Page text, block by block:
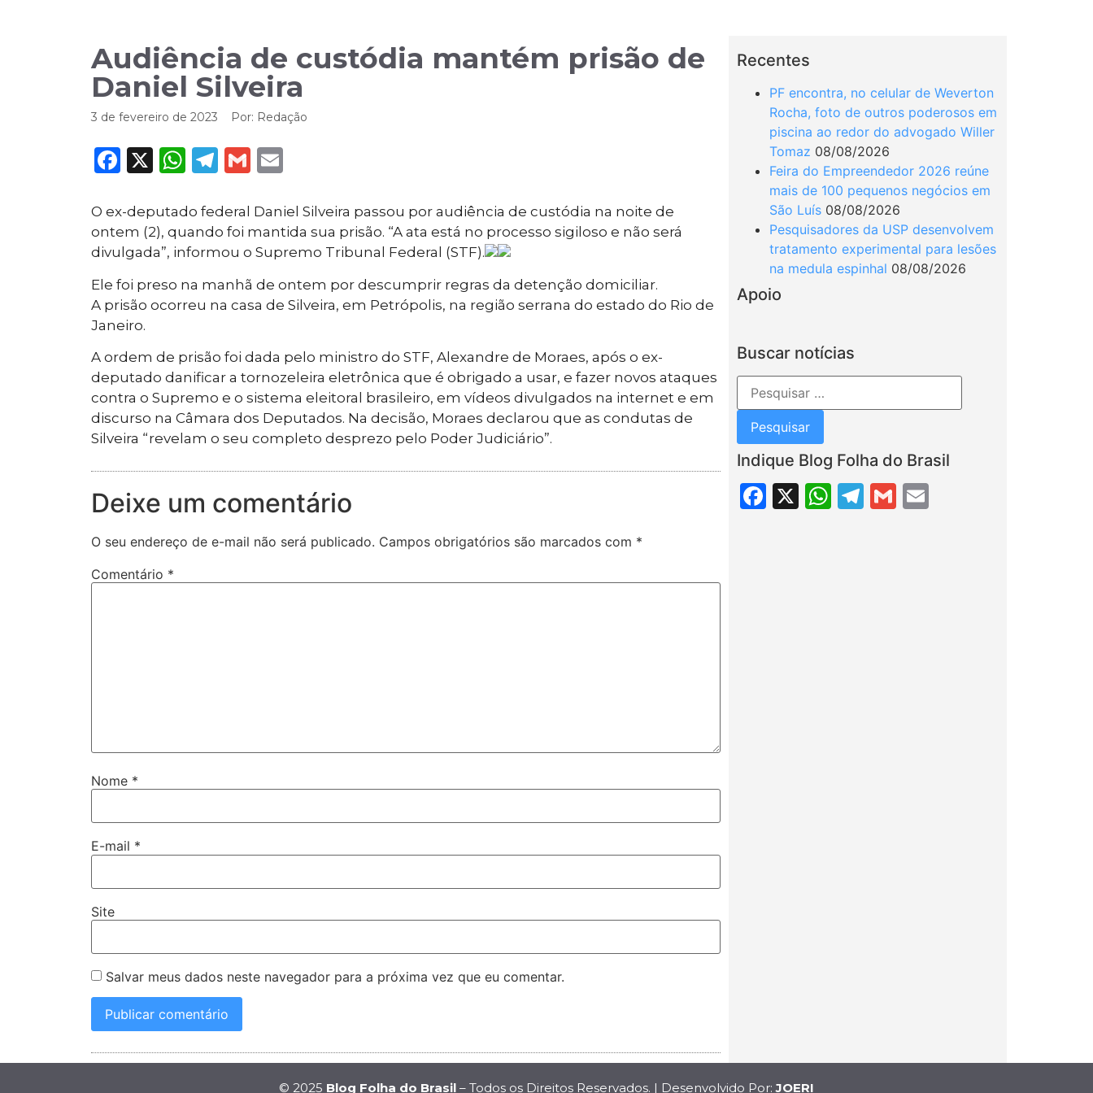
Audiência de custódia mantém prisão de
Daniel Silveira
3 de fevereiro de 2023 Por: Redação
Facebook
X WhatsApp
Telegram
Gmail
O ex-deputado federal Daniel Silveira passou por audiência de custódia na noite de
ontem (2), quando foi mantida sua prisão. “A ata está no processo sigiloso e não será
divulgada”, informou o Supremo Tribunal Federal (STF).
Ele foi preso na manhã de ontem por descumprir regras da detenção domiciliar.
A prisão ocorreu na casa de Silveira, em Petrópolis, na região serrana do estado do Rio de
Janeiro.
A ordem de prisão foi dada pelo ministro do STF, Alexandre de Moraes, após o ex-
deputado danificar a tornozeleira eletrônica que é obrigado a usar, e fazer novos ataques
contra o Supremo e o sistema eleitoral brasileiro, em vídeos divulgados na internet e em
discurso na Câmara dos Deputados. Na decisão, Moraes declarou que as condutas de
Silveira “revelam o seu completo desprezo pelo Poder Judiciário”.
Deixe um comentário
O seu endereço de e-mail não será publicado. Campos obrigatórios são marcados com *
Comentário *
Nome *
E-mail *
Site
Salvar meus dados neste navegador para a próxima vez que eu comentar.
Recentes
PF encontra, no celular de Weverton
Rocha, foto de outros poderosos em
piscina ao redor do advogado Willer
Tomaz 08/08/2026
Feira do Empreendedor 2026 reúne
mais de 100 pequenos negócios em
São Luís 08/08/2026
Pesquisadores da USP desenvolvem
tratamento experimental para lesões
na medula espinhal 08/08/2026
Apoio
Buscar notícias
Indique Blog Folha do Brasil
Facebook
X WhatsApp
Telegram
Gmail
© 2025 Blog Folha do Brasil – Todos os Direitos Reservados. | Desenvolvido Por:JOERI